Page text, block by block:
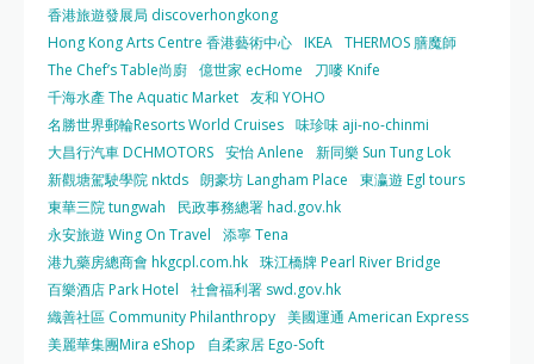
香港旅遊發展局 discoverhongkong
Hong Kong Arts Centre 香港藝術中心 IKEA THERMOS 膳魔師
The Chef’s Table尚廚 億世家 ecHome
刀嘜 Knife
千海水產 The Aquatic Market 友和 YOHO
名勝世界郵輪Resorts World Cruises 味珍味 aji-no-chinmi
大昌行汽車 DCHMOTORS 安怡 Anlene
新同樂 Sun Tung Lok
新觀塘駕駛學院 nktds 朗豪坊 Langham Place
東瀛遊 Egl tours
東華三院 tungwah
民政事務總署 had.gov.hk
永安旅遊 Wing On Travel
添寧 Tena
港九藥房總商會 hkgcpl.com.hk 珠江橋牌 Pearl River Bridge
百樂酒店 Park Hotel
社會福利署 swd.gov.hk
織善社區 Community Philanthropy 美國運通 American Express
美麗華集團Mira eShop
自柔家居 Ego-Soft